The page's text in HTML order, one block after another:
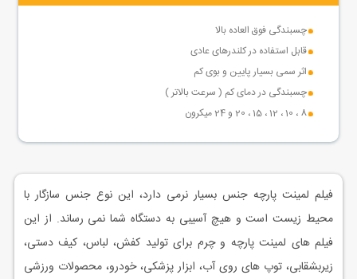
چسبندگی فوق العاده بالا
قابل استفاده در کلندرهای عادی
اثر سمی بسیار پایین و بوی کم
چسبندگی در دمای کم ( سرعت بالاتر )
8 ، 10 ، 12 ، 15 ، 20 و 24 میکرون
فیلم لمینت پارچه جنس بسیار نرمی دارد، این نوع جنس سازگار با
محیط زیست است و هیچ آسیبی به دستگاه شما نمی رساند. از این
فیلم های لمینت پارچه و چرم برای تولید کفش، لباس، کیف دستی،
زیربشقابی، توپ های روی آب، ابزار پزشکی، خودرو، محصولات ورزشی